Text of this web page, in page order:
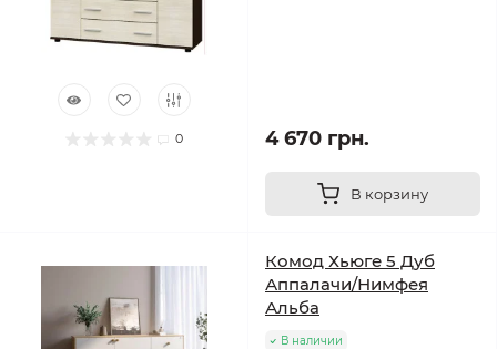
0 4 670 грн.
В корзину
Комод Хьюге 5 Дуб
Аппалачи/Нимфея
Альба
В наличии